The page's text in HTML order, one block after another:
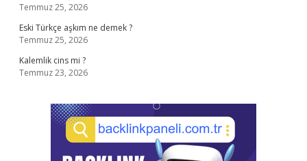
Temmuz 25, 2026
Eski Türkçe aşkım ne demek ?
Temmuz 25, 2026
Kalemlik cins mi ?
Temmuz 23, 2026